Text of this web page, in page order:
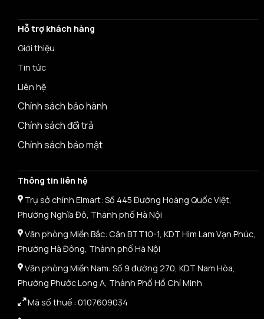
Hỗ trợ khách hàng
Giới thiệu
Tin tức
Liên hệ
Chính sách bảo hành
Chính sách đổi trả
Chính sách bảo mật
Thông tin liên hệ
Trụ sở chính Elmart: Số 445 Đường Hoàng Quốc Việt,
Phường Nghĩa Đô, Thành phố Hà Nội
Văn phòng Miền Bắc: Căn BTT10-1, KDT Him Lam Vạn Phúc,
Phường Hà Đông, Thành phố Hà Nội
Văn phòng Miền Nam: Số 9 đường 270, KDT Nam Hòa,
Phường Phước Long A, Thành Phố Hồ Chí Minh
Mã số thuế : 0107609034